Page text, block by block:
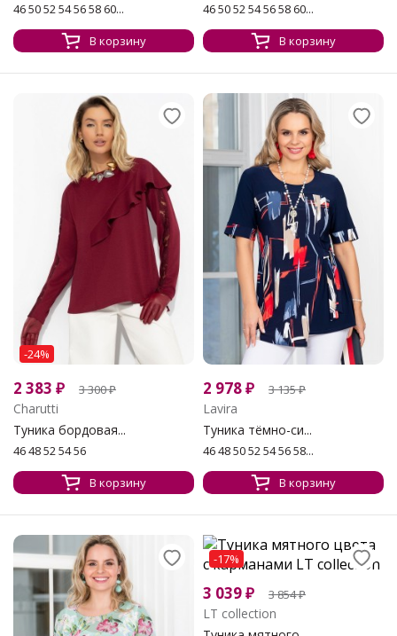
46 50 52 54 56 58 60...
В корзину
46 50 52 54 56 58 60...
В корзину
-24%
2 383 ₽ 3 300₽
Charutti
Туника бордовая...
46 48 52 54 56
В корзину
2 978₽ 3 135₽
Lavira
Туника тёмно-си...
46 48 50 52 54 56 58...
В корзину
-17%
3 039₽ 3 854₽
LT collection